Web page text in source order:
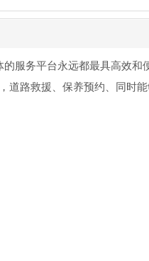
服务平台永远都最具高效和
道路救援、保养预约、同时